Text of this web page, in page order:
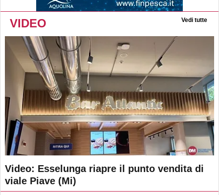
VIDEO Vedi tutte
Video: Esselunga riapre il punto vendita di
viale Piave (Mi)